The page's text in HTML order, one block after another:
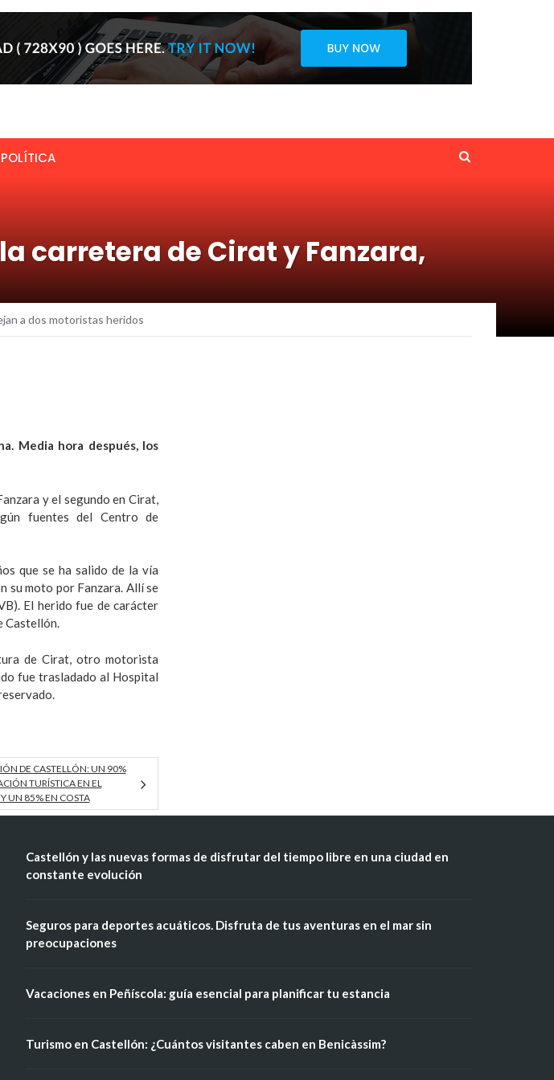
POLÍTICA
carretera de Cirat y Fanzara,
a dos motoristas heridos
Media hora después, los
y el segundo en Cirat,
fuentes del Centro de
que se ha salido de la vía
su moto por Fanzara. Allí se
El herido fue de carácter
Castellón.
de Cirat, otro motorista
fue trasladado al Hospital
DE CASTELLÓN: UN 90%
TURÍSTICA EN EL
UN 85% EN COSTA
Castellón y las nuevas formas de disfrutar del tiempo libre en una ciudad en
constante evolución
Seguros para deportes acuáticos. Disfruta de tus aventuras en el mar sin
preocupaciones
Vacaciones en Peñíscola: guía esencial para planificar tu estancia
Turismo en Castellón: ¿Cuántos visitantes caben en Benicàssim?